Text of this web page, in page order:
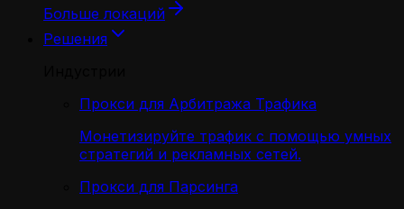
Больше локаций
Решения
Прокси для Арбитража Трафика
Монетизируйте трафик с помощью умных
стратегий и рекламных сетей.
Прокси для Парсинга